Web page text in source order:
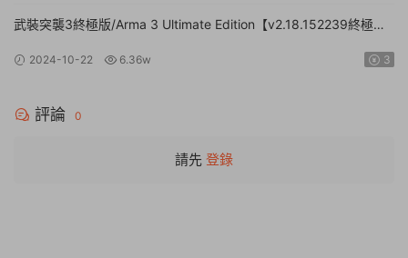
武裝突襲3終極版/Arma 3 Ultimate Edition【v2.18.152239終極版|
2024-10-22 6.36w 3
評論 0
請先 登錄